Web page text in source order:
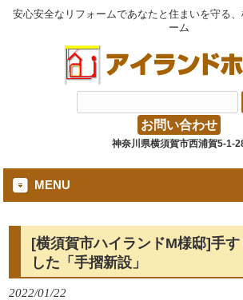
安心安全なリフォームであなたと住まいを守る
ーム
お問い合わせ
神奈川県横須賀市西浦賀5-1-
MENU
[横須賀市ハイランドM様邸]手
した「手摺新設」
2022/01/22